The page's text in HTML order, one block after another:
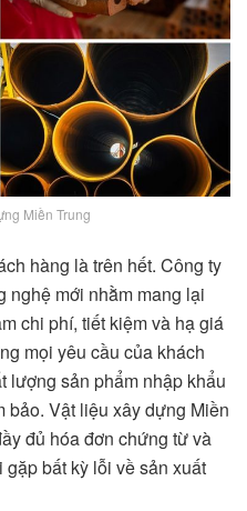
Miền Trung
hàng là trên hết. Công ty
nghệ mới nhằm mang lại
chi phí, tiết kiệm và hạ giá
mọi yêu cầu của khách
lượng sản phẩm nhập khẩu
bảo. Vật liệu xây dựng Miền
đủ hóa đơn chứng từ và
bất kỳ lỗi về sản xuất